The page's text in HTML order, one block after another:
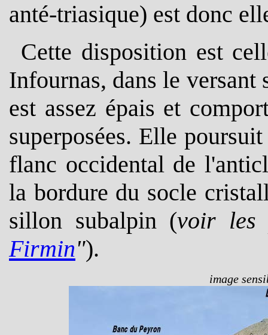
anté-triasique) est donc
Cette disposition est
Infournas, dans le versant
est assez épais et
superposées. Elle
flanc occidental de
la bordure du socle
sillon subalpin (voir les
Firmin").
image